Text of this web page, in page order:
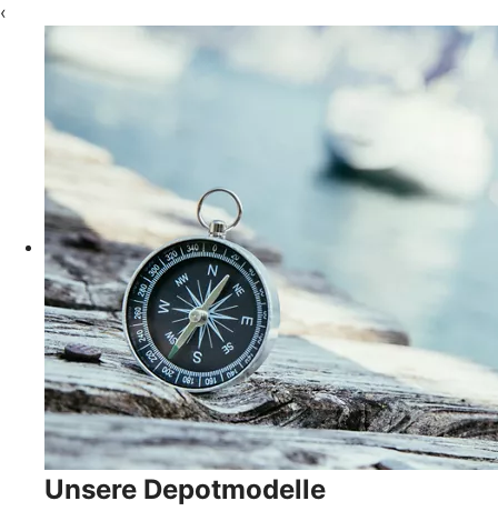
‹
Unsere Depotmodelle